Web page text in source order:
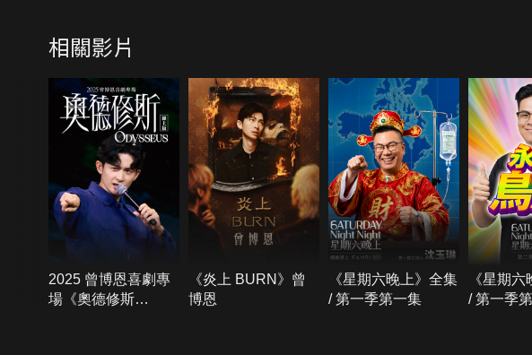
相關影片
2025 曾博恩喜劇專
場《奧德修斯
《炎上 BURN》曾
博恩
《星期六晚上》全集
/ 第一季第一集
《星期
/ 第一季